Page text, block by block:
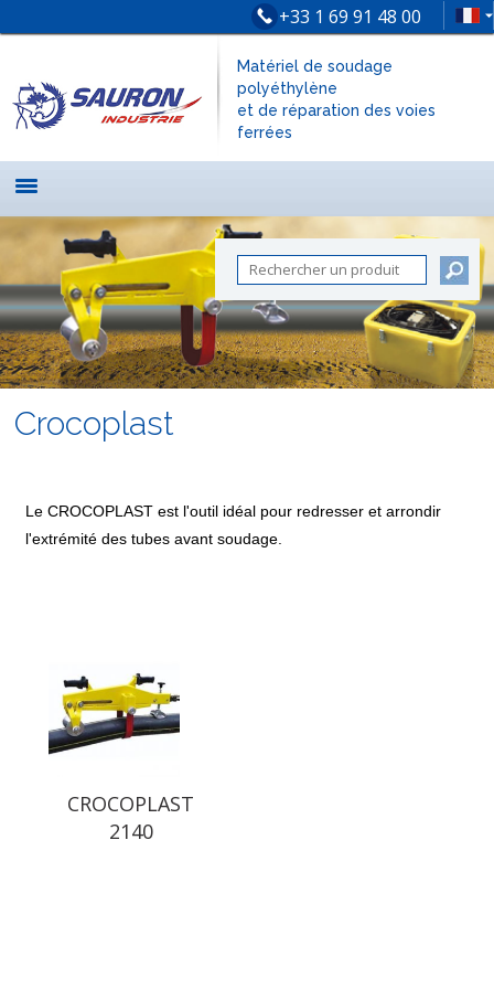
+33 1 69 91 48 00
Matériel de soudage
polyéthylène
et de réparation des voies
ferrées
Crocoplast
Le CROCOPLAST est l'outil idéal pour redresser et arrondir
l'extrémité des tubes avant soudage.
CROCOPLAST
2140